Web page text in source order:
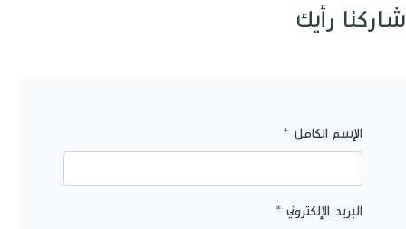
شاركنا رأيك
الإسم الكامل *
البريد الإلكتروني *